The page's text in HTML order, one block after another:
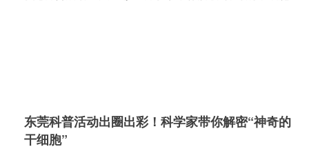
东莞科普活动出圈出彩！科学家带你解密“神奇的
干细胞”